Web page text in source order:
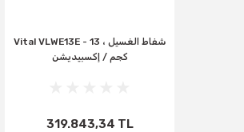
Vital VLWE13E - شفاط الغسيل ، 13
كجم / إكسبيديشن
319.843,34 TL